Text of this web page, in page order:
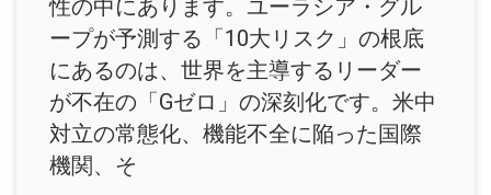
性の中にあります。ユーラシア・グル
ープが予測する「10大リスク」の根底
にあるのは、世界を主導するリーダー
が不在の「Gゼロ」の深刻化です。米中
対立の常態化、機能不全に陥った国際
機関、そ